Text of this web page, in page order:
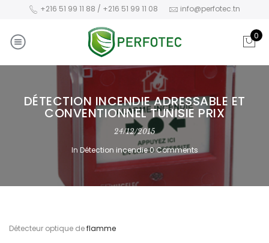
+216 51 99 11 88 / +216 51 99 11 08 info@perfotec.tn
0
DÉTECTION INCENDIE ADRESSABLE ET
CONVENTIONNEL TUNISIE PRIX
24/12/2015
In Détection incendie0 Comments
Détecteur optique deflamme